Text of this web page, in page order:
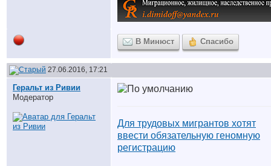
В Минюст Спасибо
27.06.2016, 17:21
Геральт из Ривии
Модератор
Для трудовых мигрантов хотят
ввести обязательную геномную
регистрацию